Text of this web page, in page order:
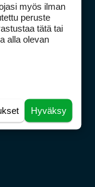
myös ilman
peruste
tätä tai
alla olevan
Hyväksy